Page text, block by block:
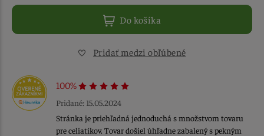
Do košíka
Pridať medzi obľúbené
100%
Pridané: 15.05.2024
Stránka je priehľadná jednoduchá s množstvom tovaru
pre celiatikov. Tovar došiel úhľadne zabalený s pekným